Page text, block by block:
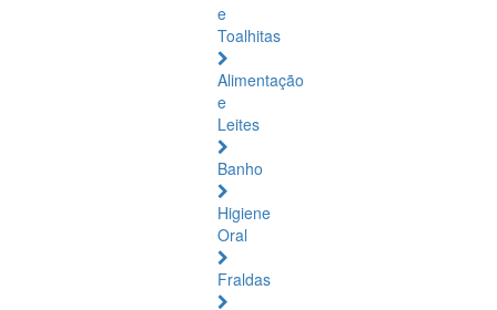
e
Toalhitas
Alimentação
e
Leites
Banho
Higiene
Oral
Fraldas